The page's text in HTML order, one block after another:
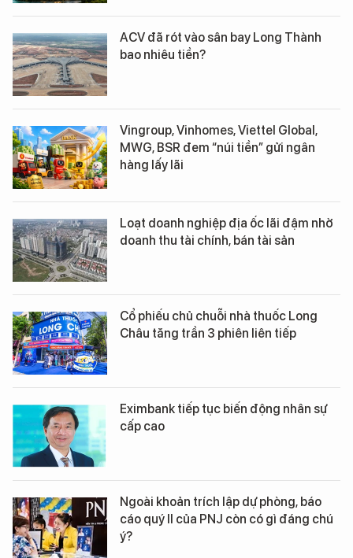
ACV đã rót vào sân bay Long Thành
bao nhiêu tiền?
Vingroup, Vinhomes, Viettel Global,
MWG, BSR đem “núi tiền” gửi ngân
hàng lấy lãi
Loạt doanh nghiệp địa ốc lãi đậm nhờ
doanh thu tài chính, bán tài sản
Cổ phiếu chủ chuỗi nhà thuốc Long
Châu tăng trần 3 phiên liên tiếp
Eximbank tiếp tục biến động nhân sự
cấp cao
Ngoài khoản trích lập dự phòng, báo
cáo quý II của PNJ còn có gì đáng chú
ý?